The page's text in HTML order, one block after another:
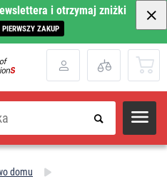
i otrzymaj zniżki
ZAKUP
domu